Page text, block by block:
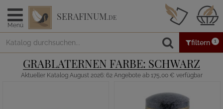
Menü
SERAFINUM.DE
filtern 1
GRABLATERNEN FARBE: SCHWARZ
Aktueller Katalog August 2026: 62 Angebote ab 175,00 € verfügbar